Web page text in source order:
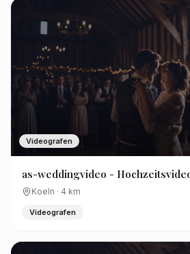
Videografen
as-weddingvideo -
KölnKoeln · 4 km
Videografen